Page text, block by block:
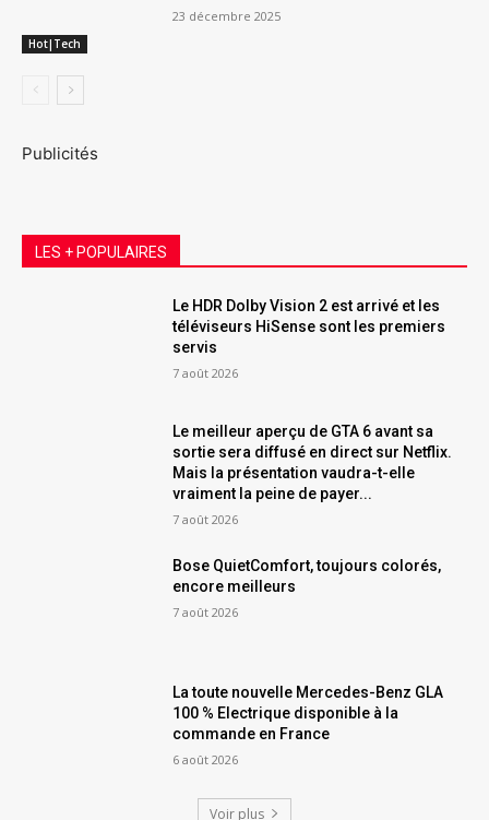
Hot|Tech
23 décembre 2025
Publicités
LES + POPULAIRES
Le HDR Dolby Vision 2 est arrivé et les
téléviseurs HiSense sont les premiers
servis
7 août 2026
Le meilleur aperçu de GTA 6 avant sa
sortie sera diffusé en direct sur Netflix.
Mais la présentation vaudra-t-elle
vraiment la peine de payer...
7 août 2026
Bose QuietComfort, toujours colorés,
encore meilleurs
7 août 2026
La toute nouvelle Mercedes-Benz GLA
100 % Electrique disponible à la
commande en France
6 août 2026
Voir plus